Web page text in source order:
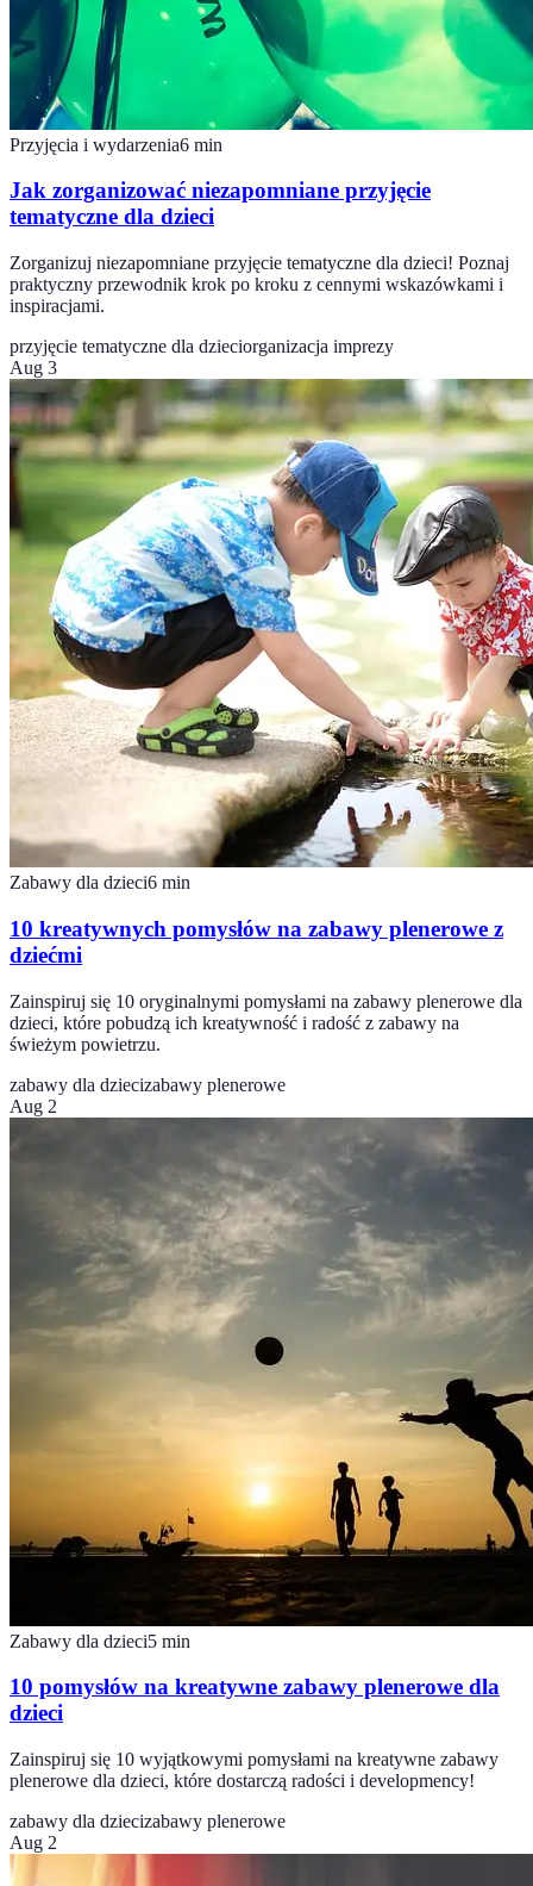
Przyjęcia i wydarzenia6 min
Jak zorganizować niezapomniane przyjęcie
tematyczne dla dzieci
Zorganizuj niezapomniane przyjęcie tematyczne dla dzieci! Poznaj
praktyczny przewodnik krok po kroku z cennymi wskazówkami i
inspiracjami.
przyjęcie tematyczne dla dzieciorganizacja imprezy
Aug 3
Zabawy dla dzieci6 min
10 kreatywnych pomysłów na zabawy plenerowe z
dziećmi
Zainspiruj się 10 oryginalnymi pomysłami na zabawy plenerowe dla
dzieci, które pobudzą ich kreatywność i radość z zabawy na
świeżym powietrzu.
zabawy dla dziecizabawy plenerowe
Aug 2
Zabawy dla dzieci5 min
10 pomysłów na kreatywne zabawy plenerowe dla
dzieci
Zainspiruj się 10 wyjątkowymi pomysłami na kreatywne zabawy
plenerowe dla dzieci, które dostarczą radości i developmency!
zabawy dla dziecizabawy plenerowe
Aug 2